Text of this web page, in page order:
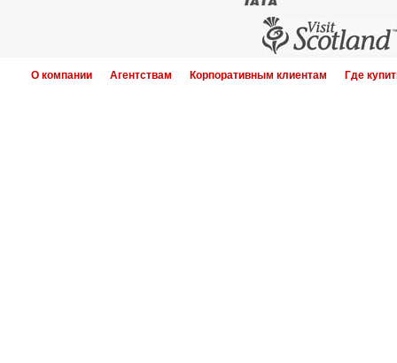
О компании Агентствам Корпоративным клиентам Где